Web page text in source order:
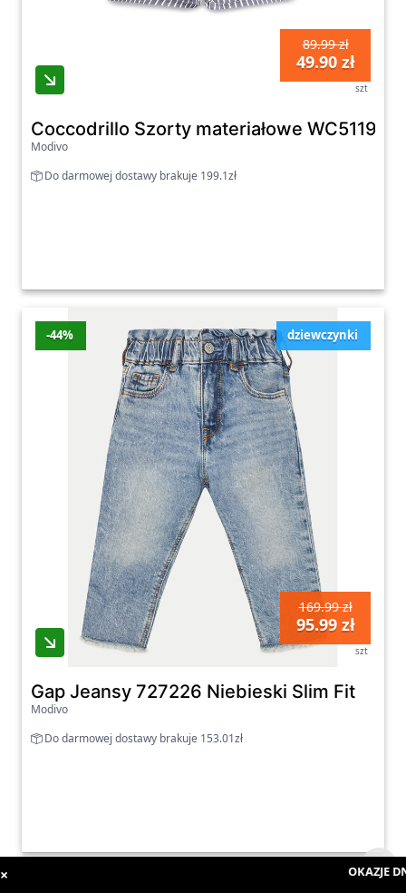
89.99 zł
49.90 zł
szt
Coccodrillo Szorty materiałowe
Modivo
Do darmowej dostawy brakuje 199.1zł
dziewczynki
-44%
169.99 zł
95.99 zł
szt
Gap Jeansy 727226 Niebieski Slim Fit
Modivo
Do darmowej dostawy brakuje 153.01zł
× OKAZJE